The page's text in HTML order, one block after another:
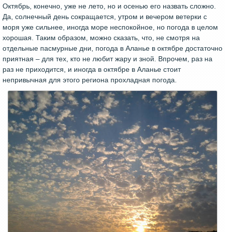
Октябрь, конечно, уже не лето, но и осенью его назвать сложно.
Да, солнечный день сокращается, утром и вечером ветерки с
моря уже сильнее, иногда море неспокойное, но погода в целом
хорошая. Таким образом, можно сказать, что, не смотря на
отдельные пасмурные дни, погода в Аланье в октябре достаточно
приятная – для тех, кто не любит жару и зной. Впрочем, раз на
раз не приходится, и иногда в октябре в Аланье стоит
непривычная для этого региона прохладная погода.